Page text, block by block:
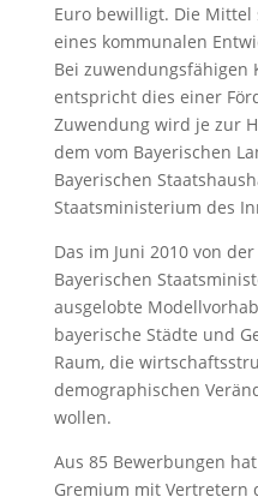
Euro bewilligt. Die
eines kommunalen
Bei zuwendungsfähigen
entspricht dies einer
Zuwendung wird je zur
dem vom Bayerischen
Bayerischen
Staatsministerium des
Das im Juni 2010 von
Bayerischen
ausgelobte
bayerische Städte und
Raum, die
demographischen
wollen.
Aus 85 Bewerbungen
Gremium mit Vertretern